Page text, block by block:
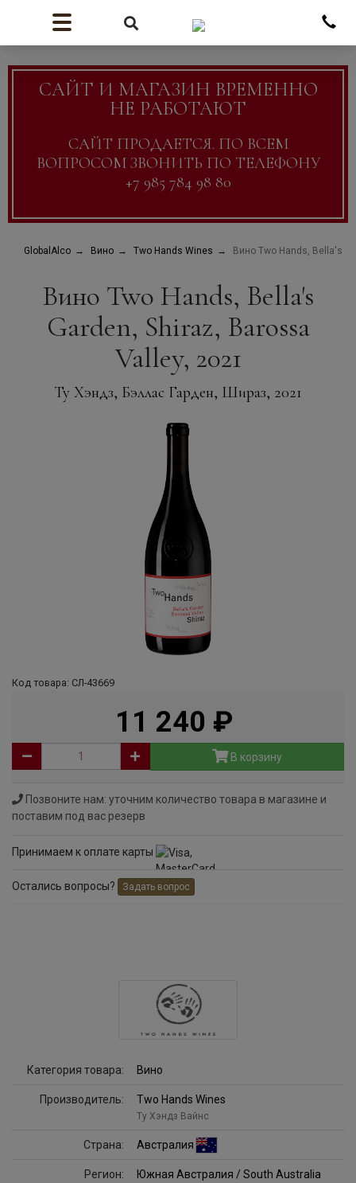
САЙТ И МАГАЗИН ВРЕМЕННО
НЕ РАБОТАЮТ
САЙТ ПРОДАЕТСЯ. ПО ВСЕМ
ВОПРОСОМ ЗВОНИТЬ ПО ТЕЛЕФОНУ
+7 985 784 98 80
GlobalAlco Вино Two Hands Wines Вино Two Hands, Bella's
Вино Two Hands, Bella's
Garden, Shiraz, Barossa
Valley, 2021
Ту Хэндз, Бэллас Гарден, Шираз, 2021
Код товара: СЛ-43669
11 240
В корзину
Позвоните нам: уточним количество товара в магазине и
поставим под вас резерв
Принимаем к оплате карты
Остались вопросы? Задать вопрос
Категория товара: Вино
Производитель: Two Hands Wines
Ту Хэндз Вайнс
Страна: Австралия
Регион: Южная Австралия / South Australia